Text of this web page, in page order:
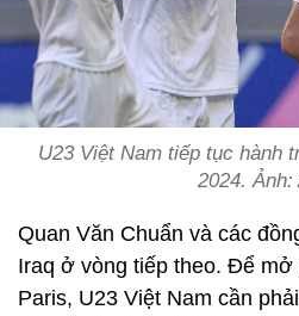
U23 Việt Nam tiếp tục hành
2024. Ảnh:
Quan Văn Chuẩn và các
Iraq ở vòng tiếp theo. Để mở
Paris, U23 Việt Nam cần